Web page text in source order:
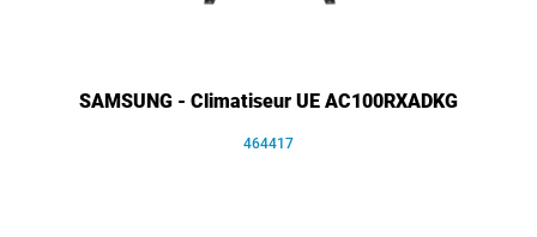
SAMSUNG - Climatiseur UE AC100RXADKG
464417